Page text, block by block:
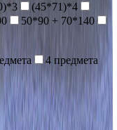
(45*71)*4
50*90 + 70*140
4 предмета